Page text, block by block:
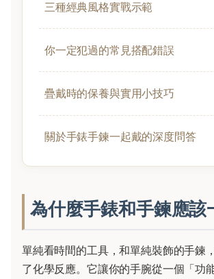
三種經典風格實戰示範
你一定犯過的常見搭配錯誤
疊戴時的保養與實用小技巧
關於手錶手鍊一起戴的深度問答
為什麼手錶和手鍊應該
單純看時間的工具，和單純裝飾的手鍊
了化學反應。它讓你的手腕從一個「功